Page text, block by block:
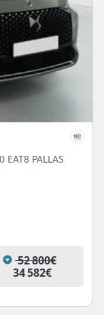
EAT8 PALLAS
52 800€
34 582€